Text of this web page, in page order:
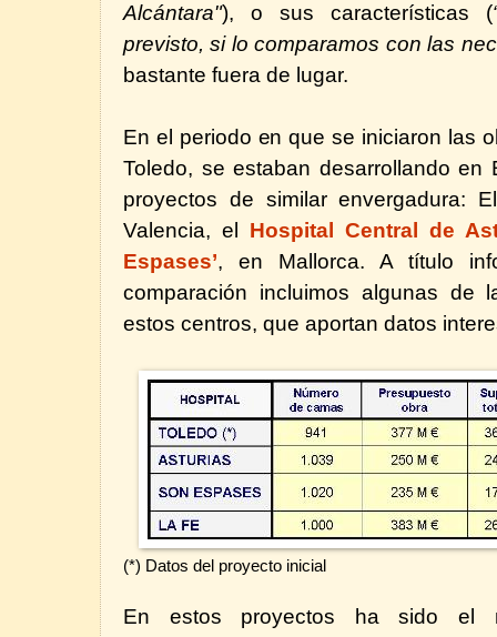
Alcántara"), o sus características (
previsto, si lo comparamos con las
bastante fuera de lugar.
En el periodo en que se iniciaron las
Toledo, se estaban desarrollando en
proyectos de similar envergadura:
Valencia, el Hospital Central de
Espases’, en Mallorca. A título
comparación incluimos algunas de
estos centros, que aportan datos
(*) Datos del proyecto inicial
En estos proyectos ha sido el